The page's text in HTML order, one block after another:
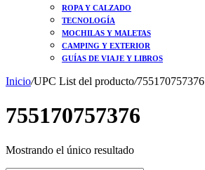
ROPA Y CALZADO
TECNOLOGÍA
MOCHILAS Y MALETAS
CAMPING Y EXTERIOR
GUÍAS DE VIAJE Y LIBROS
Inicio/UPC List del producto/755170757376
755170757376
Mostrando el único resultado